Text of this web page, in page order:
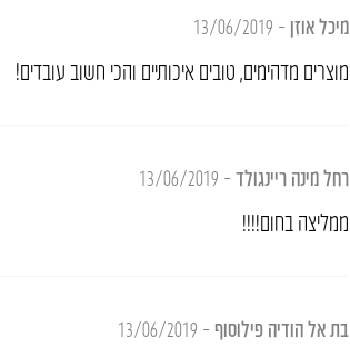
מיכל אוזן –
13/06/2019
מוצרים מדהימים, טובים איכותיים והכי חשוב עובדים!
רחל מינה ריינגולד–
13/06/2019
ממליצה בחום!!!!
בת אל הודיה פילוסוף –
13/06/2019